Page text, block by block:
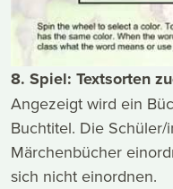
8. Spiel: Textsorten
Angezeigt wird ein
Buchtitel. Die
Märchenbücher
sich nicht einordnen.